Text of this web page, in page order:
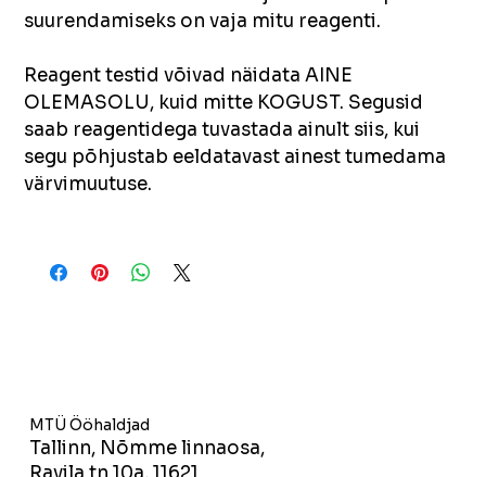
suurendamiseks on vaja mitu reagenti.
Reagent testid võivad näidata AINE
OLEMASOLU, kuid mitte KOGUST. Segusid
saab reagentidega tuvastada ainult siis, kui
segu põhjustab eeldatavast ainest tumedama
värvimuutuse.
MTÜ Ööhaldjad
Tallinn, Nõmme linnaosa,